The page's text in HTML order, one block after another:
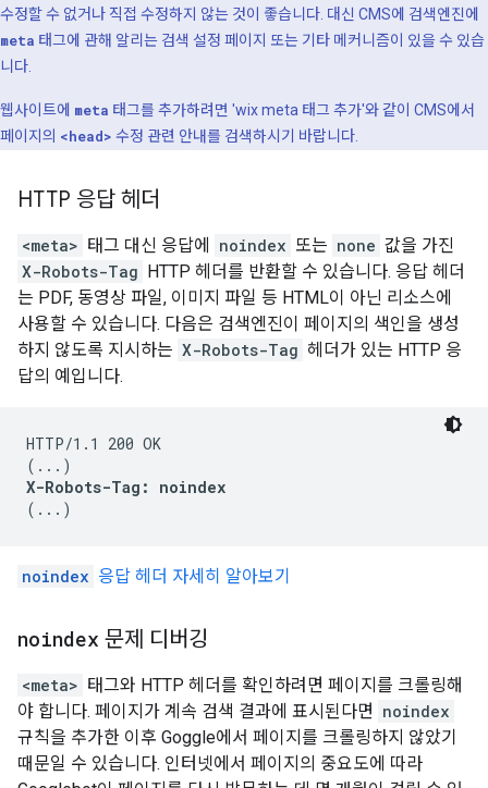
수정할 수 없거나 직접 수정하지 않는 것이 좋습니다. 대신 CMS에 검색엔진에
meta 태그에 관해 알리는 검색 설정 페이지 또는 기타 메커니즘이 있을 수 있습
니다.
웹사이트에 meta 태그를 추가하려면 'wixmeta 태그 추가'와 같이 CMS에서
페이지의 <head> 수정 관련 안내를 검색하시기 바랍니다.
HTTP 응답 헤더
<meta> 태그 대신 응답에 noindex 또는 none 값을 가진
X-Robots-Tag HTTP 헤더를 반환할 수 있습니다. 응답 헤더
는 PDF, 동영상 파일, 이미지 파일 등 HTML이 아닌 리소스에
사용할 수 있습니다. 다음은 검색엔진이 페이지의 색인을 생성
하지 않도록 지시하는 X-Robots-Tag 헤더가 있는 HTTP 응
답의 예입니다.
HTTP/1.1 200 OK
X-Robots-Tag: noindex
(...)
noindex 응답 헤더 자세히 알아보기
noindex 문제 디버깅
<meta> 태그와 HTTP 헤더를 확인하려면 페이지를 크롤링해
야 합니다. 페이지가 계속 검색 결과에 표시된다면 noindex
규칙을 추가한 이후 Goggle에서 페이지를 크롤링하지 않았기
때문일 수 있습니다. 인터넷에서 페이지의 중요도에 따라